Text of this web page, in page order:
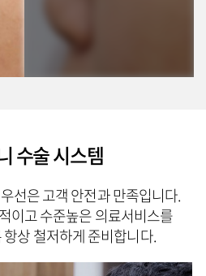
수술 시스템
선은 고객 안전과 만족입니다.
이고 수준높은 의료서비스를
상 철저하게 준비합니다.